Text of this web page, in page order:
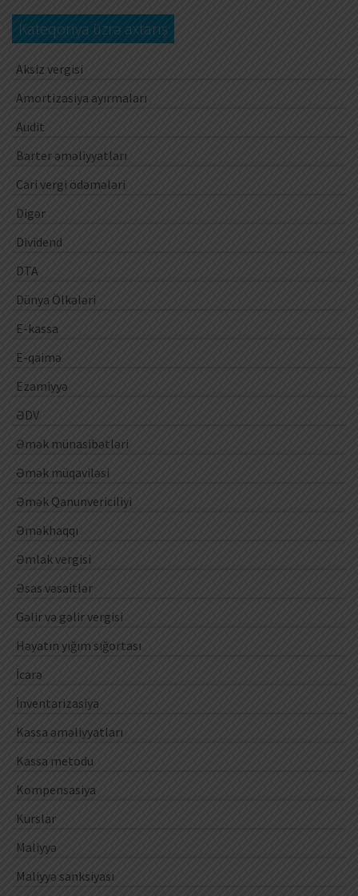
Kateqoriya üzrə axtarış
Aksiz vergisi
Amortizasiya ayırmaları
Audit
Barter əməliyyatları
Cari vergi ödəmələri
Digər
Dividend
DTA
Dünya Ölkələri
E-kassa
E-qaimə
Ezamiyyə
ƏDV
Əmək münasibətləri
Əmək müqaviləsi
Əmək Qanunvericiliyi
Əməkhaqqı
Əmlak vergisi
Əsas vəsaitlər
Gəlir və gəlir vergisi
Həyatın yığım sığortası
İcarə
İnventarizasiya
Kassa əməliyyatları
Kassa metodu
Kompensasiya
Kurslar
Maliyyə
Maliyyə sanksiyası